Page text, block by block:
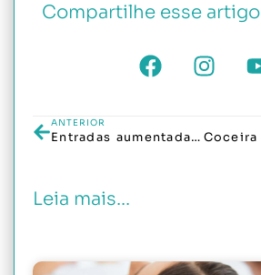
Compartilhe esse artigo
ANTERIOR
Entradas aumentadas e afinamento dos fios: isso é calvície?
Leia mais...